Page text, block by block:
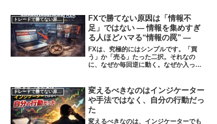
トレードで勝てない原因を知る
FXで勝てない原因は「情報不
足」ではない ― 情報を集めすぎ
る人ほどハマる“情報の罠” ―
FXは、究極的にはシンプルです。「買
う」か「売る」たった二択。それなの
に、なぜか毎回逆に動く。なぜか入った
っと情報を集めれば勝てるはずだ」そう
考えていた時期がありました...
トレードで勝てない原因を知る
変えるべきなのはインジケーター
や手法ではなく、自分の行動だっ
た
変えるべきなのは、インジケーターでも